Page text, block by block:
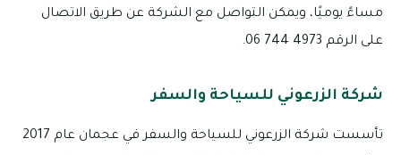
مساءً يوميًا، ويمكن التواصل مع الشركة عن طريق الاتصال
على الرقم 4973 744 06.
شركة الزرعوني للسياحة والسفر
تأسست شركة الزرعوني للسياحة والسفر في عجمان عام 2017